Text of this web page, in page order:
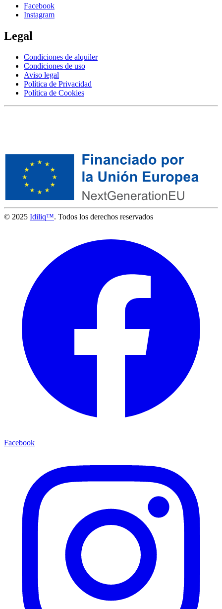
Facebook
Instagram
Legal
Condiciones de alquiler
Condiciones de uso
Aviso legal
Política de Privacidad
Política de Cookies
© 2025 Idiliq™. Todos los derechos reservados
Facebook